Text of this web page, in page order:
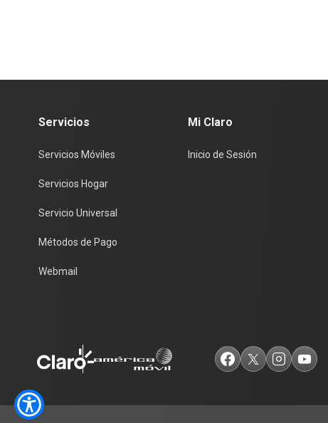
Servicios
Servicios Móviles
Servicios Hogar
Servicio Universal
Métodos de Pago
Webmail
Mi Claro
Inicio de Sesión